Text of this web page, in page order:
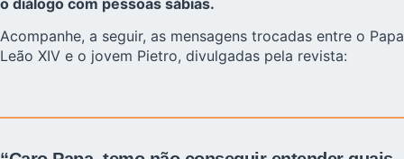
Acompanhe, a seguir, as mensagens trocadas entre o Papa
Leão XIV e o jovem Pietro, divulgadas pela revista: